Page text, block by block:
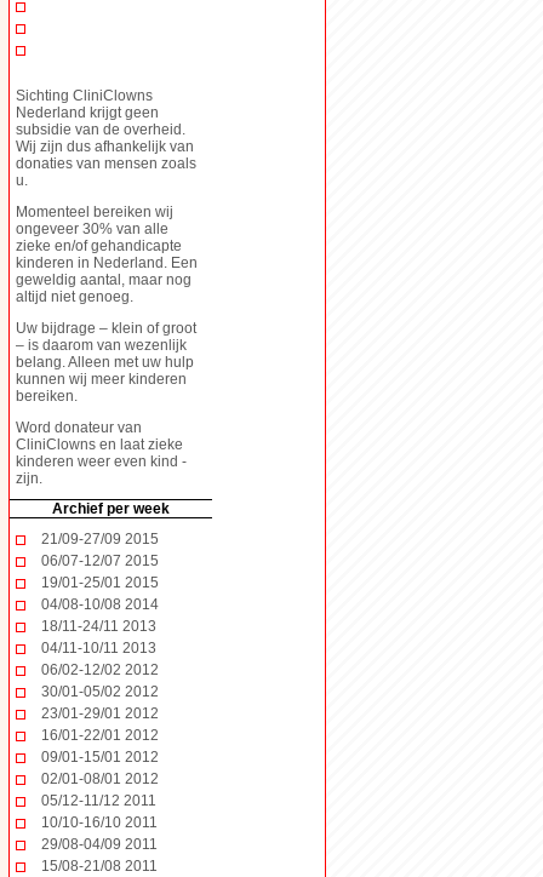
Sichting CliniClowns
Nederland krijgt geen
subsidie van de overheid.
Wij zijn dus afhankelijk van
donaties van mensen zoals
u.
Momenteel bereiken wij
ongeveer 30% van alle
zieke en/of gehandicapte
kinderen in Nederland. Een
geweldig aantal, maar nog
altijd niet genoeg.
Uw bijdrage – klein of groot
– is daarom van wezenlijk
belang. Alleen met uw hulp
kunnen wij meer kinderen
bereiken.
Word donateur van
CliniClowns en laat zieke
kinderen weer even kind -
zijn.
Archief per week
21/09-27/09 2015
06/07-12/07 2015
19/01-25/01 2015
04/08-10/08 2014
18/11-24/11 2013
04/11-10/11 2013
06/02-12/02 2012
30/01-05/02 2012
23/01-29/01 2012
16/01-22/01 2012
09/01-15/01 2012
02/01-08/01 2012
05/12-11/12 2011
10/10-16/10 2011
29/08-04/09 2011
15/08-21/08 2011